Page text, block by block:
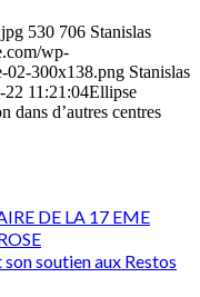
530 706 Stanislas
wp-
02-300x138.png Stanislas
22 11:21:04Ellipse
dans d’autres centres
DE LA 17 EME
soutien aux Restos